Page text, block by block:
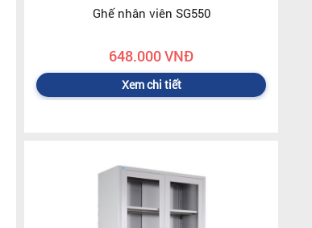
Ghế nhân viên SG550
648.000 VNĐ
Xem chi tiết